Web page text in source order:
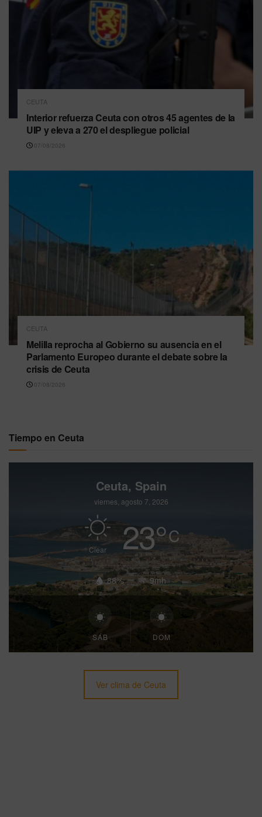
CEUTA
Interior refuerza Ceuta con otros 45 agentes de la
UIP y eleva a 270 el despliegue policial
07/08/2026
CEUTA
Melilla reprocha al Gobierno su ausencia en el
Parlamento Europeo durante el debate sobre la
crisis de Ceuta
07/08/2026
Tiempo en Ceuta
Ceuta, Spain
viernes, agosto 7, 2026
Clear 23°C
88% 9mh
SÁB DOM
Ver clima de Ceuta